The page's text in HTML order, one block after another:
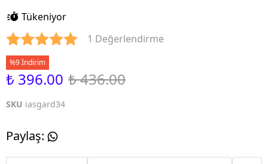
Tükeniyor
1 Değerlendirme
%9 İndirim
₺ 396.00 ₺ 436.00
SKU iasgard34
Paylaş: